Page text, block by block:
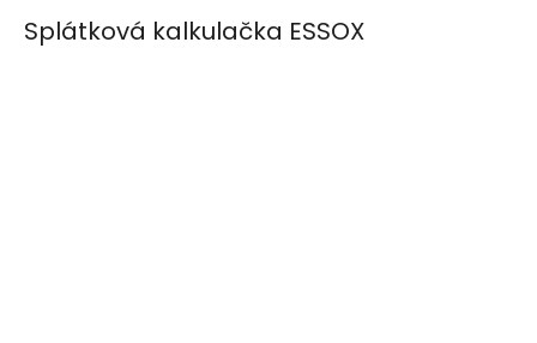
Splátková kalkulačka ESSOX